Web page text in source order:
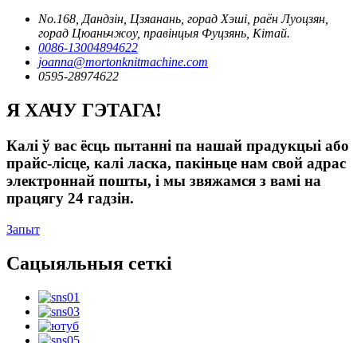
No.168, Дандзін, Цзяанань, горад Хэші, раён Луоцзян,
горад Цюаньчжоу, правінцыя Фуцзянь, Кітай.
0086-13004894622
joanna@mortonknitmachine.com
0595-28974622
Я ХАЧУ ГЭТАГА!
Калі ў вас ёсць пытанні па нашай прадукцыі або
прайс-лісце, калі ласка, пакіньце нам свой адрас
электроннай пошты, і мы звяжамся з вамі на
працягу 24 гадзін.
Запыт
Сацыяльныя сеткі